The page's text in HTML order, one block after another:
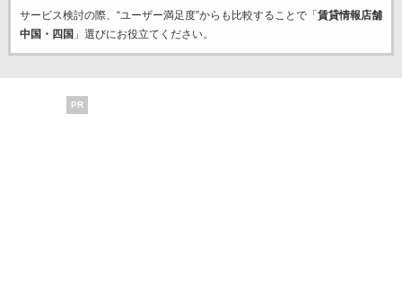
サービス検討の際、“ユーザー満足度”からも比較することで「 賃貸情報店舗
中国・四国 」選びにお役立てください。
PR